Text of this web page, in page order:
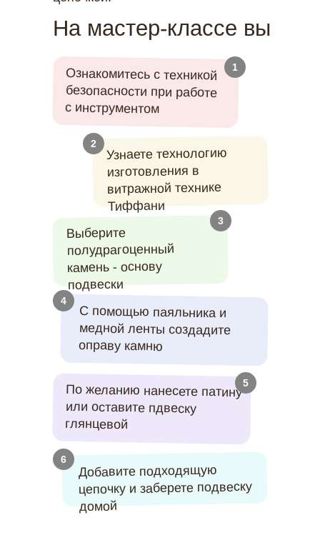
На мастер-классе вы
Ознакомитесь с техникой
безопасности при работе
с инструментом
Узнаете технологию
изготовления в
витражной технике
Тиффани
По желанию нанесете патину
или оставите пдвеску
глянцевой
Выберите
полудрагоценный
камень - основу
подвески
1
2
С помощью паяльника и
медной ленты создадите
оправу камню
3
4
5
6
Добавите подходящую
цепочку и заберете подвеску
домой